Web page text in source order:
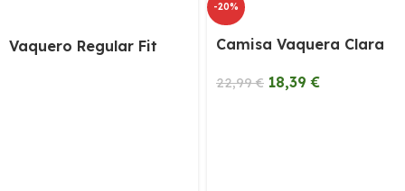
Vaquero Regular Fit
-20%
Camisa Vaquera Clara
22,99€ 18,39€